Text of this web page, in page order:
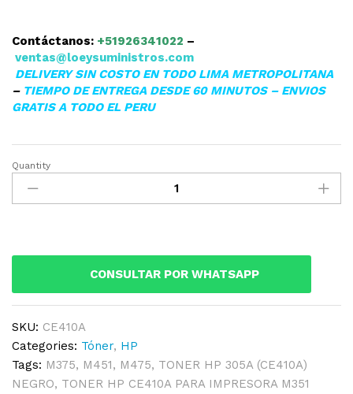
Contáctanos: +51926341022 –
ventas@loeysuministros.com
DELIVERY SIN COSTO EN TODO LIMA METROPOLITANA
– TIEMPO DE ENTREGA DESDE 60 MINUTOS – ENVIOS
GRATIS A TODO EL PERU
CARTUCHO
TONER
HP
2.200
PAG.
quantity
Quantity
CONSULTAR POR WHATSAPP
SKU: CE410A
Categories: Tóner, HP
Tags: M375, M451, M475, TONER HP 305A (CE410A)
NEGRO, TONER HP CE410A PARA IMPRESORA M351